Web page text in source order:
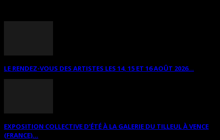
LE RENDEZ-VOUS DES ARTISTES LES 14, 15 ET 16 AOÛT 2026...
EXPOSITION COLLECTIVE D’ÉTÉ À LA GALERIE DU TILLEUL À VENCE
(FRANCE)...